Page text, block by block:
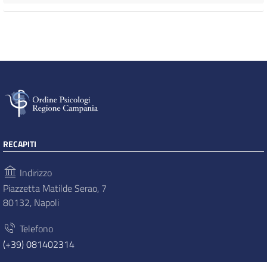
RECAPITI
Indirizzo
Piazzetta Matilde Serao, 7
80132, Napoli
Telefono
(+39) 081402314